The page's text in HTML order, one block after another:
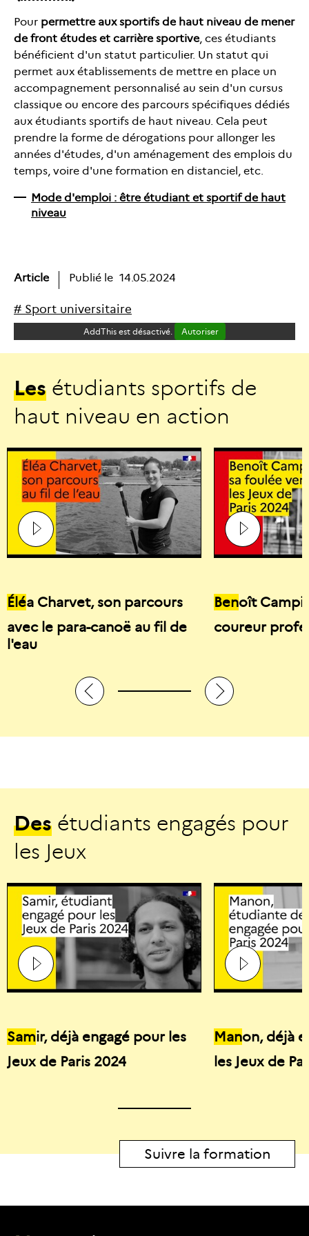
Pour permettre aux sportifs de haut niveau de mener
de front études et carrière sportive, ces étudiants
bénéficient d'un statut particulier. Un statut qui
permet aux établissements de mettre en place un
accompagnement personnalisé au sein d'un cursus
classique ou encore des parcours spécifiques dédiés
aux étudiants sportifs de haut niveau. Cela peut
prendre la forme de dérogations pour allonger les
années d'études, d'un aménagement des emplois du
temps, voire d'une formation en distanciel, etc.
Mode d'emploi : être étudiant et sportif de haut
niveau
Article Publié le 14.05.2024
# Sport universitaire
AddThis est désactivé. Autoriser
Les étudiants sportifs de
haut niveau en action
Éléa Charvet, son parcours
avec le para-canoë au fil de
l'eau
Benoît
coureur
Des étudiants engagés pour
les Jeux
Samir, déjà engagé pour les
Jeux de Paris 2024
Manon, déjà
les Jeux de
Suivre la formation